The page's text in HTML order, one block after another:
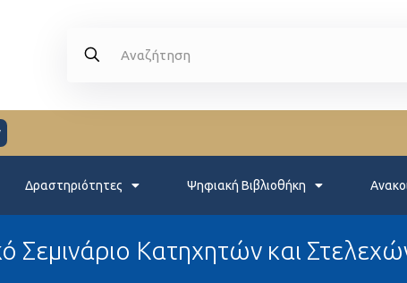
Δραστηριότητες Ψηφιακή Βιβλιοθήκη
Σεμινάριο Κατηχητών και